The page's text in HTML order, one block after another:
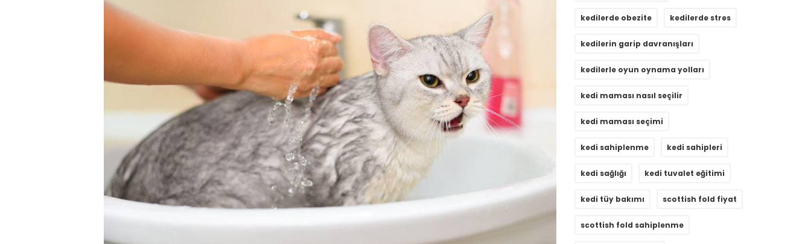
kedilerde obezite kedilerde stres
kedilerin garip davranışları
kedilerle oyun oynama yolları
kedi maması nasıl seçilir
kedi maması seçimi
kedi sahiplenme kedi sahipleri
kedi sağlığı kedi tuvalet eğitimi
kedi tüy bakımı scottish fold fiyat
scottish fold sahiplenme